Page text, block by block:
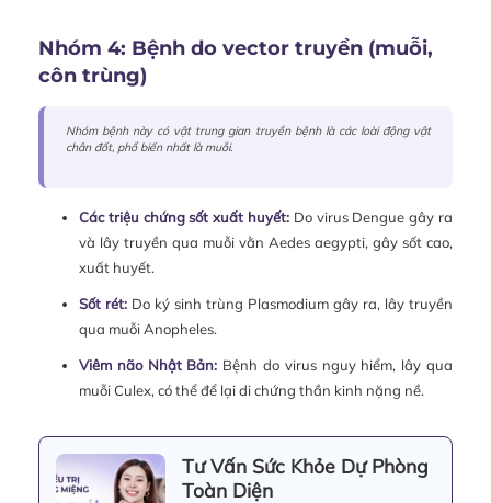
Nhóm 4: Bệnh do vector truyền (muỗi,
côn trùng)
Nhóm bệnh này có vật trung gian truyền bệnh là các loài động vật
chân đốt, phổ biến nhất là muỗi.
Các triệu chứng sốt xuất huyết:Do virus Dengue gây ra
và lây truyền qua muỗi vằn Aedes aegypti, gây sốt cao,
xuất huyết.
Sốt rét:Do ký sinh trùng Plasmodium gây ra, lây truyền
qua muỗi Anopheles.
Viêm não Nhật Bản: Bệnh do virus nguy hiểm, lây qua
muỗi Culex, có thể để lại di chứng thần kinh nặng nề.
Tư Vấn Sức Khỏe Dự Phòng
Toàn Diện